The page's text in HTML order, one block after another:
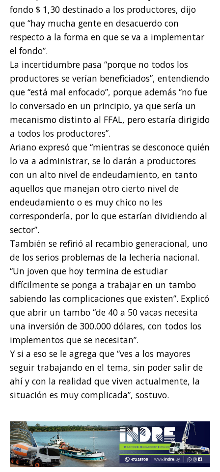
fondo $ 1,30 destinado a los productores, dijo
que “hay mucha gente en desacuerdo con
respecto a la forma en que se va a implementar
el fondo”.
La incertidumbre pasa “porque no todos los
productores se verían beneficiados”, entendiendo
que “está mal enfocado”, porque además “no fue
lo conversado en un principio, ya que sería un
mecanismo distinto al FFAL, pero estaría dirigido
a todos los productores”.
Ariano expresó que “mientras se desconoce quién
lo va a administrar, se lo darán a productores
con un alto nivel de endeudamiento, en tanto
aquellos que manejan otro cierto nivel de
endeudamiento o es muy chico no les
correspondería, por lo que estarían dividiendo al
sector”.
También se refirió al recambio generacional, uno
de los serios problemas de la lechería nacional.
“Un joven que hoy termina de estudiar
difícilmente se ponga a trabajar en un tambo
sabiendo las complicaciones que existen”. Explicó
que abrir un tambo “de 40 a 50 vacas necesita
una inversión de 300.000 dólares, con todos los
implementos que se necesitan”.
Y si a eso se le agrega que “ves a los mayores
seguir trabajando en el tema, sin poder salir de
ahí y con la realidad que viven actualmente, la
situación es muy complicada”, sostuvo.